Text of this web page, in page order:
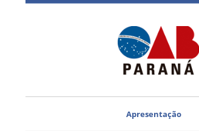
Apresentação